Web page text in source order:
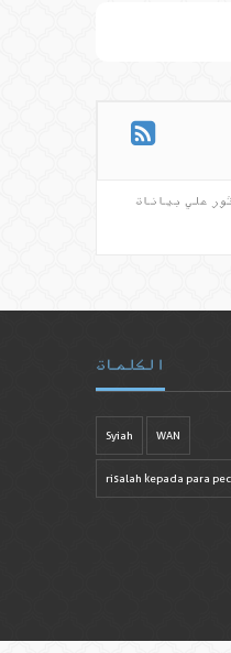
علي بيانات
الكلمات
Syiah WAN
risalah kepada para